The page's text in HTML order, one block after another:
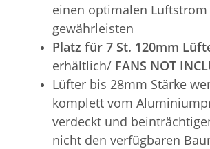
einen optimalen Luftstrom
gewährleisten
Platz für 7 St. 120mm
erhältlich/ FANS NOT
Lüfter bis 28mm Stärke
komplett vom
verdeckt und
nicht den verfügbaren